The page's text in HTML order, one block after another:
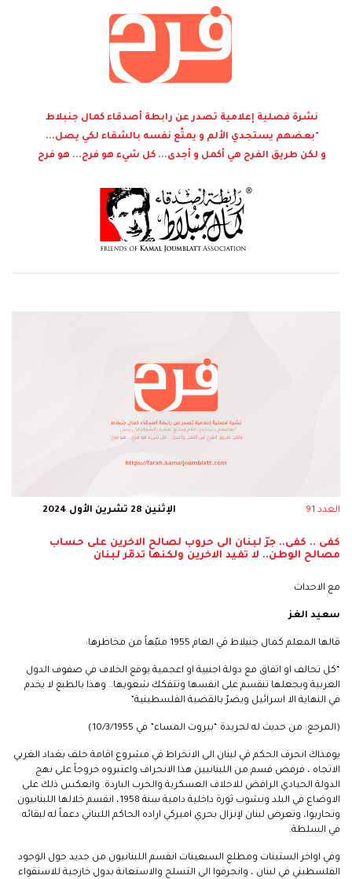
نشرة فصلية إعلامية تصدر عن رابطة أصدقاء كمال جنبلاط
"بعضهم يستجدي الألم و يمتّع نفسه بالشقاء لكي يصل...
و لكن طريق الفرح هي أكمل و أجدى... كل شيء هو فرح... هو فرح
العدد 91 الإثنين 28 تشرين الأول 2024
كفى .. كفى.. جرّ لبنان الى حروب لصالح الاخرين على حساب
مصالح الوطن.. لا تفيد الاخرين ولكنها تدمّر لبنان
مع الاحداث
سعيد الغز
قالها المعلم كمال جنبلاط في العام 1955 منبّهاً من مخاطرها:
“كل تحالف او اتفاق مع دولة اجنبية او اعجمية يوقع الخلاف في صفوف الدول
العربية ويجعلها تنقسم على انفسها وتتفكك شعوبها.. وهذا بالطبع لا يخدم
في النهاية الا اسرائيل ويضرّ بالقضية الفلسطينية”
(المرجع: من حديث له لجريدة “بيروت المساء” في 10/3/1955)
يومذاك انحرف الحكم في لبنان الى الانخراط في مشروع اقامة حلف بغداد الغربي
الاتجاه ، فرفض قسم من اللبنانيين هذا الانحراف واعتبروه خروجاً على نهج
الدولة الحيادي الرافض للاحلاف العسكرية والحرب الباردة. وانعكس ذلك على
الاوضاع في البلد ونشوب ثورة داخلية دامية سنة 1958، انقسم خلالها اللبنانيون
وتحاربوا، وتعرض لبنان لإنزال بحري اميركي اراده الحاكم اللبناني دعماً له لبقائه
في السلطة.
وفي اواخر الستينات ومطلع السبعينات انقسم اللبنانيون من جديد حول الوجود
الفلسطيني في لبنان ، وانجرفوا الى التسلح والاستعانة بدول خارجية للاستقواء